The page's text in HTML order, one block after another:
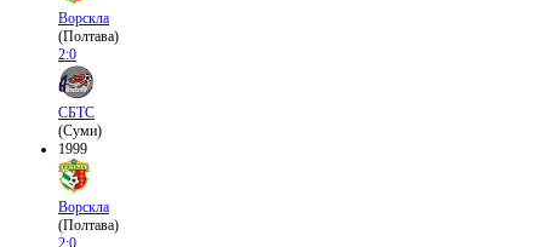
Ворскла
(Полтава)
2:0
СБТС
(Суми)
1999
Ворскла
(Полтава)